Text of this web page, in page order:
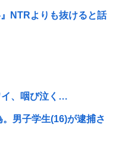
NTRよりも抜けると話
イ、咽び泣く…
男子学生(16)が逮捕さ